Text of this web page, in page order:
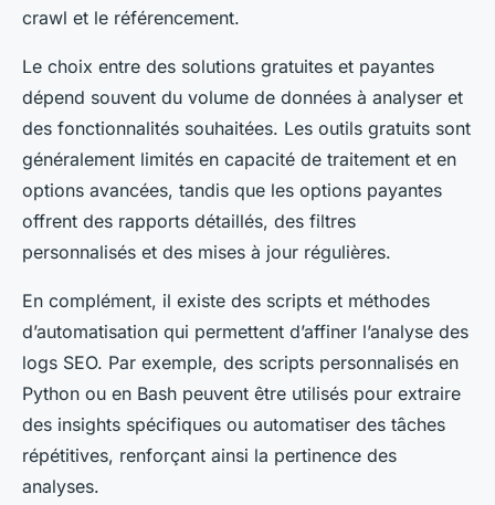
crawl et le référencement.
Le choix entre des solutions gratuites et payantes
dépend souvent du volume de données à analyser et
des fonctionnalités souhaitées. Les outils gratuits sont
généralement limités en capacité de traitement et en
options avancées, tandis que les options payantes
offrent des rapports détaillés, des filtres
personnalisés et des mises à jour régulières.
En complément, il existe des scripts et méthodes
d’automatisation qui permettent d’affiner l’analyse des
logs SEO. Par exemple, des scripts personnalisés en
Python ou en Bash peuvent être utilisés pour extraire
des insights spécifiques ou automatiser des tâches
répétitives, renforçant ainsi la pertinence des
analyses.